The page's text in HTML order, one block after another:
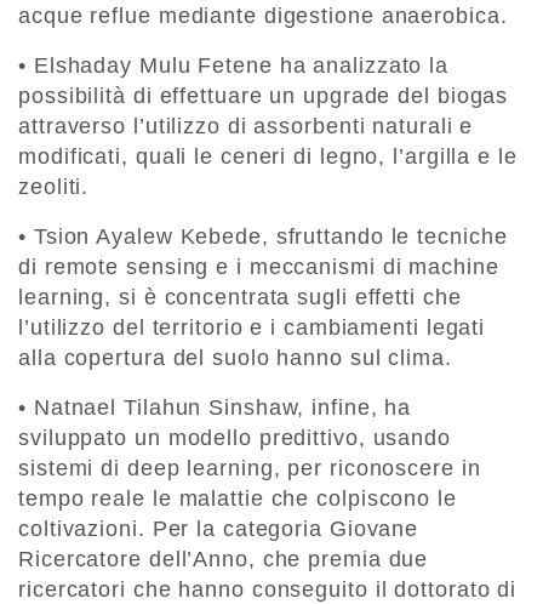
acque reflue mediante digestione anaerobica.
• Elshaday Mulu Fetene ha analizzato la
possibilità di effettuare un upgrade del biogas
attraverso l’utilizzo di assorbenti naturali e
modificati, quali le ceneri di legno, l’argilla e le
zeoliti.
• Tsion Ayalew Kebede, sfruttando le tecniche
di remote sensing e i meccanismi di machine
learning, si è concentrata sugli effetti che
l’utilizzo del territorio e i cambiamenti legati
alla copertura del suolo hanno sul clima.
• Natnael Tilahun Sinshaw, infine, ha
sviluppato un modello predittivo, usando
sistemi di deep learning, per riconoscere in
tempo reale le malattie che colpiscono le
coltivazioni. Per la categoria Giovane
Ricercatore dell’Anno, che premia due
ricercatori che hanno conseguito il dottorato di